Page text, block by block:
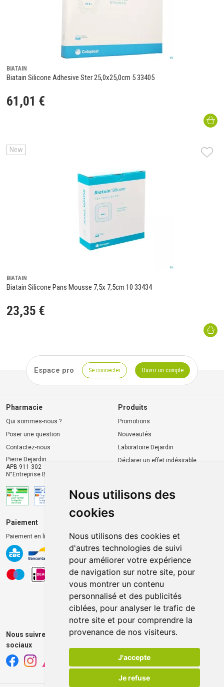
Nous utilisons des
cookies
Nous utilisons des cookies et
d'autres technologies de suivi
pour améliorer votre expérience
de navigation sur notre site, pour
vous montrer un contenu
personnalisé et des publicités
ciblées, pour analyser le trafic de
notre site et pour comprendre la
provenance de nos visiteurs.
J'accepte
Je refuse
BIATAIN
Biatain Silicone Adhesive Ster 25,0x25,0cm 5 33405
61 ,01 €
New
BIATAIN
Biatain Silicone Pans Mousse 7,5x 7,5cm 10 33434
23,35 €
Espace pro Se connecter Ouvrir un compte
Pharmacie
Qui sommes-nous ?
Poser une question
Contactez-nous
Pierre Dejardin
APB 911 302
N°Entreprise BE0446.901.764
Produits
Promotions
Nouveautés
Laboratoire Dejardin
Déclarer un effet indésirable
Paiement
Paiement en ligne 100% sécurisé
Livraison chez vous
Livraison dans un Point
d’enlèvement
Retrait dans la pharmacie
Retrait en casiers extérieurs
Nous suivre sur les réseaux
sociaux